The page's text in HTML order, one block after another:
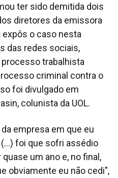
ter sido demitida dois
diretores da emissora
expôs o caso nesta
das redes sociais,
trabalhista
criminal contra o
foi divulgado em
colunista da UOL.
empresa em que eu
foi que sofri assédio
um ano e, no final,
obviamente eu não cedi",